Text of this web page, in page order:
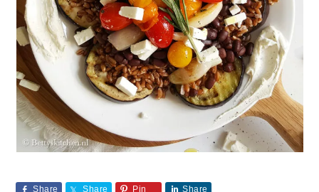
Share Share Pin Share